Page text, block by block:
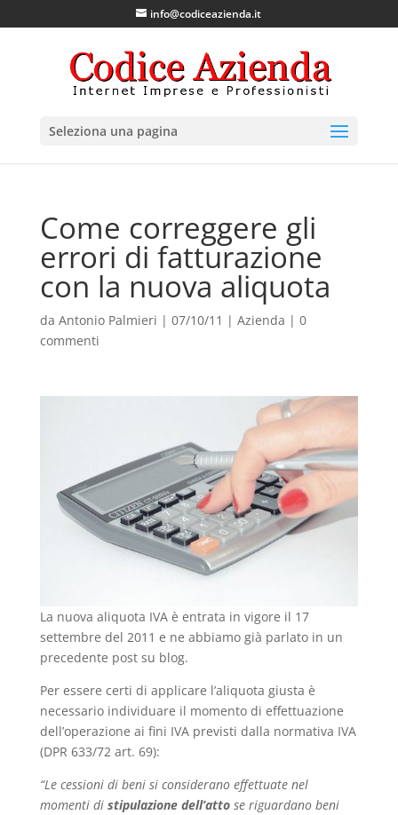
info@codiceazienda.it
Seleziona una pagina
Come correggere gli
errori di fatturazione
con la nuova aliquota
da Antonio Palmieri | 07/10/11 | Azienda | 0
commenti
La nuova aliquota IVA è entrata in vigore il 17
settembre del 2011 e ne abbiamo già parlato in un
precedente post su blog.
Per essere certi di applicare l’aliquota giusta è
necessario individuare il momento di effettuazione
dell’operazione ai fini IVA previsti dalla normativa IVA
(DPR 633/72 art. 69):
“Le cessioni di beni si considerano effettuate nel
momenti di stipulazione dell’attose riguardano beni